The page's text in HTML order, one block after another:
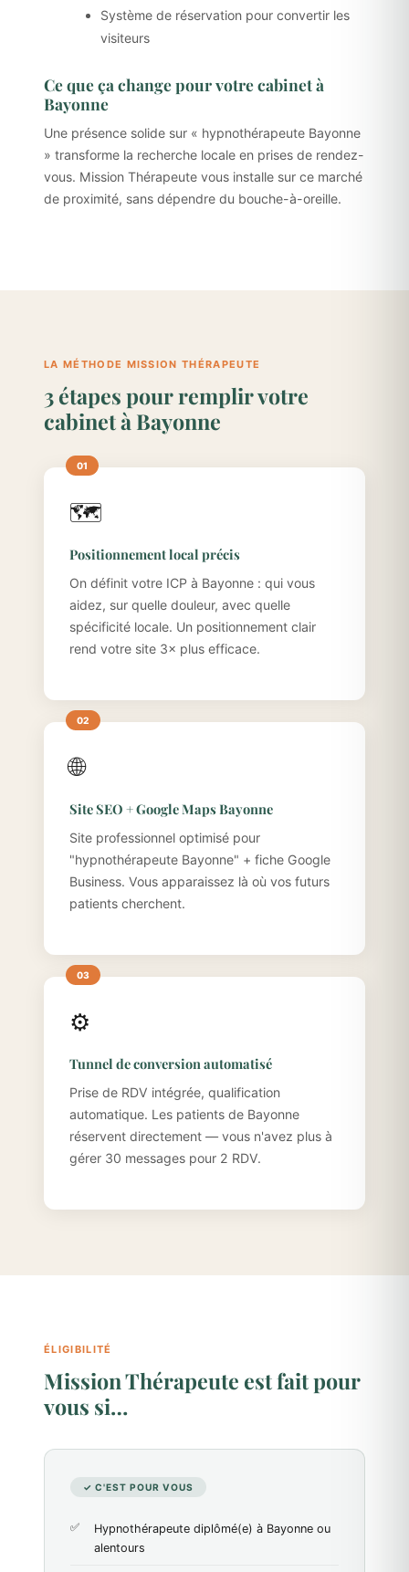
Système de réservation pour convertir les
visiteurs
Ce que ça change pour votre cabinet à
Bayonne
Une présence solide sur « hypnothérapeute Bayonne
» transforme la recherche locale en prises de rendez-
vous. Mission Thérapeute vous installe sur ce marché
de proximité, sans dépendre du bouche-à-oreille.
LA MÉTHODE MISSION THÉRAPEUTE
3 étapes pour remplir votre
cabinet à Bayonne
🗺️
Positionnement local précis
On définit votre ICP à Bayonne : qui vous
aidez, sur quelle douleur, avec quelle
spécificité locale. Un positionnement clair
rend votre site 3× plus efficace.
🌐
Site SEO + Google Maps Bayonne
Site professionnel optimisé pour
"hypnothérapeute Bayonne" + fiche Google
Business. Vous apparaissez là où vos futurs
patients cherchent.
⚙️
Tunnel de conversion automatisé
Prise de RDV intégrée, qualification
automatique. Les patients de Bayonne
réservent directement — vous n'avez plus à
gérer 30 messages pour 2 RDV.
ÉLIGIBILITÉ
Mission Thérapeute est fait pour
vous si…
✓ C'EST POUR VOUS
Hypnothérapeute diplômé(e) à Bayonne ou
alentours